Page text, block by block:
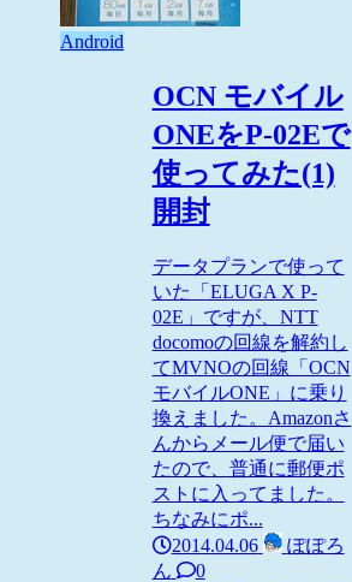
Android
OCN モバイル
ONEをP-02Eで
使ってみた(1)
開封
データプランで使って
いた「ELUGA X P-
02E」ですが、NTT
docomoの回線を解約し
てMVNOの回線「OCN
モバイルONE」に乗り
換えました。Amazonさ
んからメール便で届い
たので、普通に郵便ポ
ストに入ってました。
ちなみにポ...
2014.04.06
ぽぽろ
ん
0